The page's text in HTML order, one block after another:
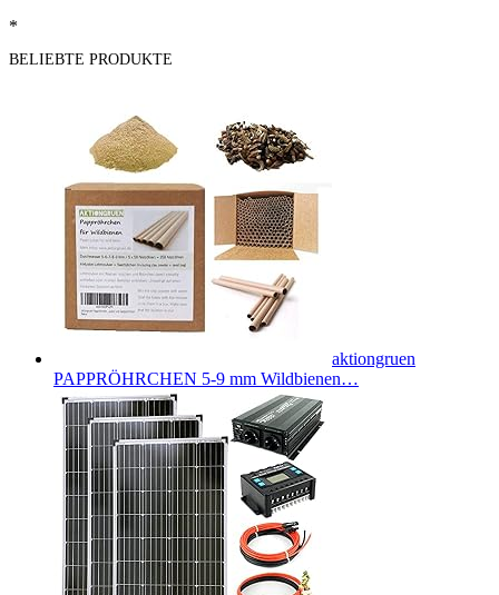
*
BELIEBTE PRODUKTE
aktiongruen
PAPPRÖHRCHEN 5-9 mm Wildbienen…